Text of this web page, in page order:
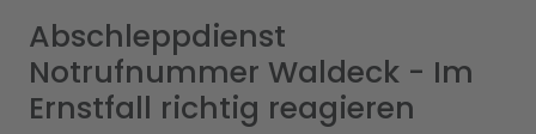
Abschleppdienst
Notrufnummer Waldeck - Im
Ernstfall richtig reagieren